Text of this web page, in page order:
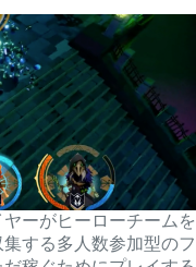
ーがヒーローチームを
する多人数参加型のフ